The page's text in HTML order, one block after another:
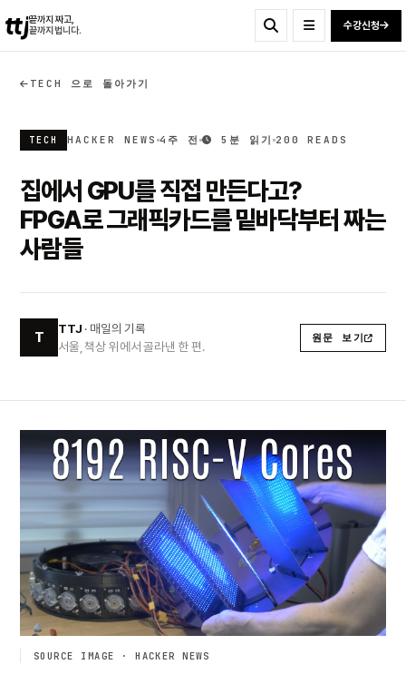
ttj끝까지 짜고,
끝까지 법니다.
수강신청
TECH 으로 돌아가기
TECH HACKER NEWS 4주 전 5분 읽기 200 READS
집에서 GPU를 직접 만든다고?
FPGA로 그래픽카드를 밑바닥부터 짜는
사람들
T
TTJ · 매일의 기록
서울, 책상 위에서 골라낸 한 편.
원문 보기
SOURCE IMAGE · HACKER NEWS